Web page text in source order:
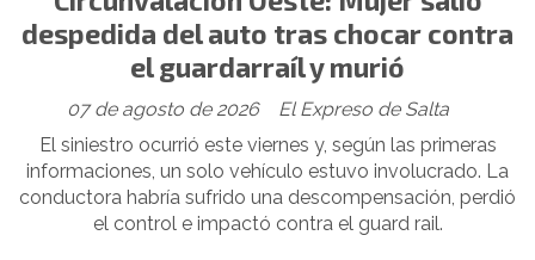
despedida del auto tras chocar contra
el guardarraíl y murió
El Expreso de Salta
07 de agosto de 2026
El siniestro ocurrió este viernes y, según las primeras
informaciones, un solo vehículo estuvo involucrado. La
conductora habría sufrido una descompensación, perdió
el control e impactó contra el guard rail.